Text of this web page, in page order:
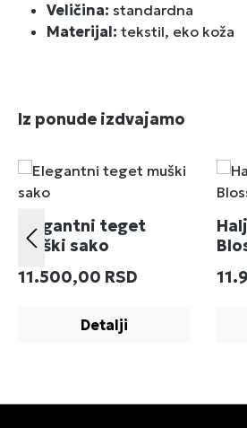
Veličina: standardna
Materijal: tekstil, eko koža
Preskoči galeriju proizvoda
Iz ponude izdvajamo
Elegantni teget
muški sako
Redovna cena:
11.500,00 RSD
Detalji